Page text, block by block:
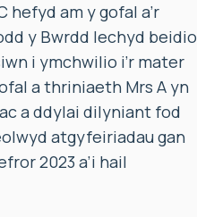
am y gofal a’r
y Bwrdd Iechyd beidio
i ymchwilio i’r mater
a thriniaeth Mrs A yn
a ddylai dilyniant fod
atgyfeiriadau gan
2023 a’i hail